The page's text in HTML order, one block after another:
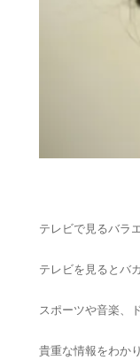
テレビで見るバラ
テレビを見るとバ
スポーツや音楽、
貴重な情報をわか